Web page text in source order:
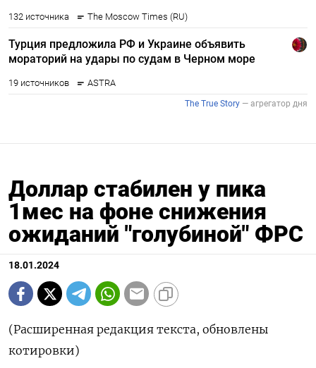
Доллар стабилен у пика
1мес на фоне снижения
ожиданий "голубиной" ФРС
18.01.2024
(Расширенная редакция текста, обновлены
котировки)